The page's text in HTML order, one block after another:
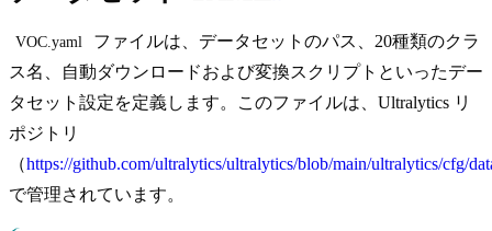
VOC.yaml
ファイルは、データセットのパス、20種類のクラ
ス名、自動ダウンロードおよび変換スクリプトといったデー
タセット設定を定義します。このファイルは、Ultralytics リ
ポジトリ
（https://github.com/ultralytics/ultralytics/blob/main/ultralytics/cfg/
で管理されています。